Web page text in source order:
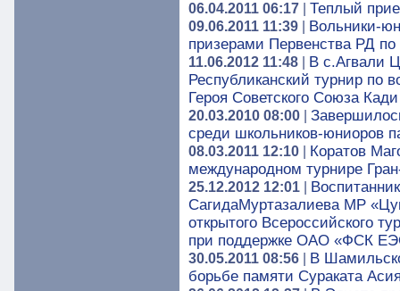
06.04.2011 06:17 Теплый
09.06.2011 11:39
Вольники-
призерами Первенства РД
11.06.2012 11:48
В с.Агвали
Республиканский турнир по
Героя Советского Союза
20.03.2010 08:00
среди школьников-юниоров
08.03.2011 12:10
Коратов
международном турнире
25.12.2012 12:01
СагидаМуртазалиева МР
открытого Всероссийского
при поддержке ОАО «ФСК
30.05.2011 08:56
В
борьбе памяти Сураката